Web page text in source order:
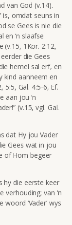
van God (v.14).
is, omdat seuns in
se Gees is nie die
en ‘n slaafse
(v.15, 1Kor. 2:12,
die Gees
hemel sal erf, en
kind aanneem en
5:5, Gal. 4:5-6, Ef.
aan jou ‘n
(v.15, vgl. Gal.
dat Hy jou Vader
Gees wat in jou
of Hom begeer
hy die eerste keer
verhouding; van ‘n
‘Vader’ wys